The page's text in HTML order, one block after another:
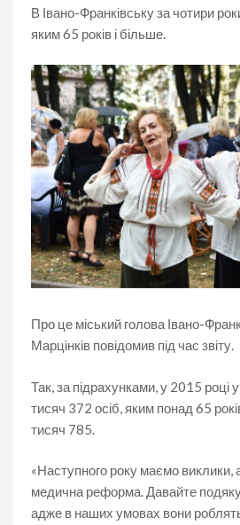
В Івано-Франківську за чотири
яким 65 років і більше.
Про це міський голова Івано-
Марцінків повідомив під час звіту.
Так, за підрахунками, у 2015 році
тисяч 372 осіб, яким понад 65
тисяч 785.
«Наступного року маємо виклики,
медична реформа. Давайте
адже в наших умовах вони